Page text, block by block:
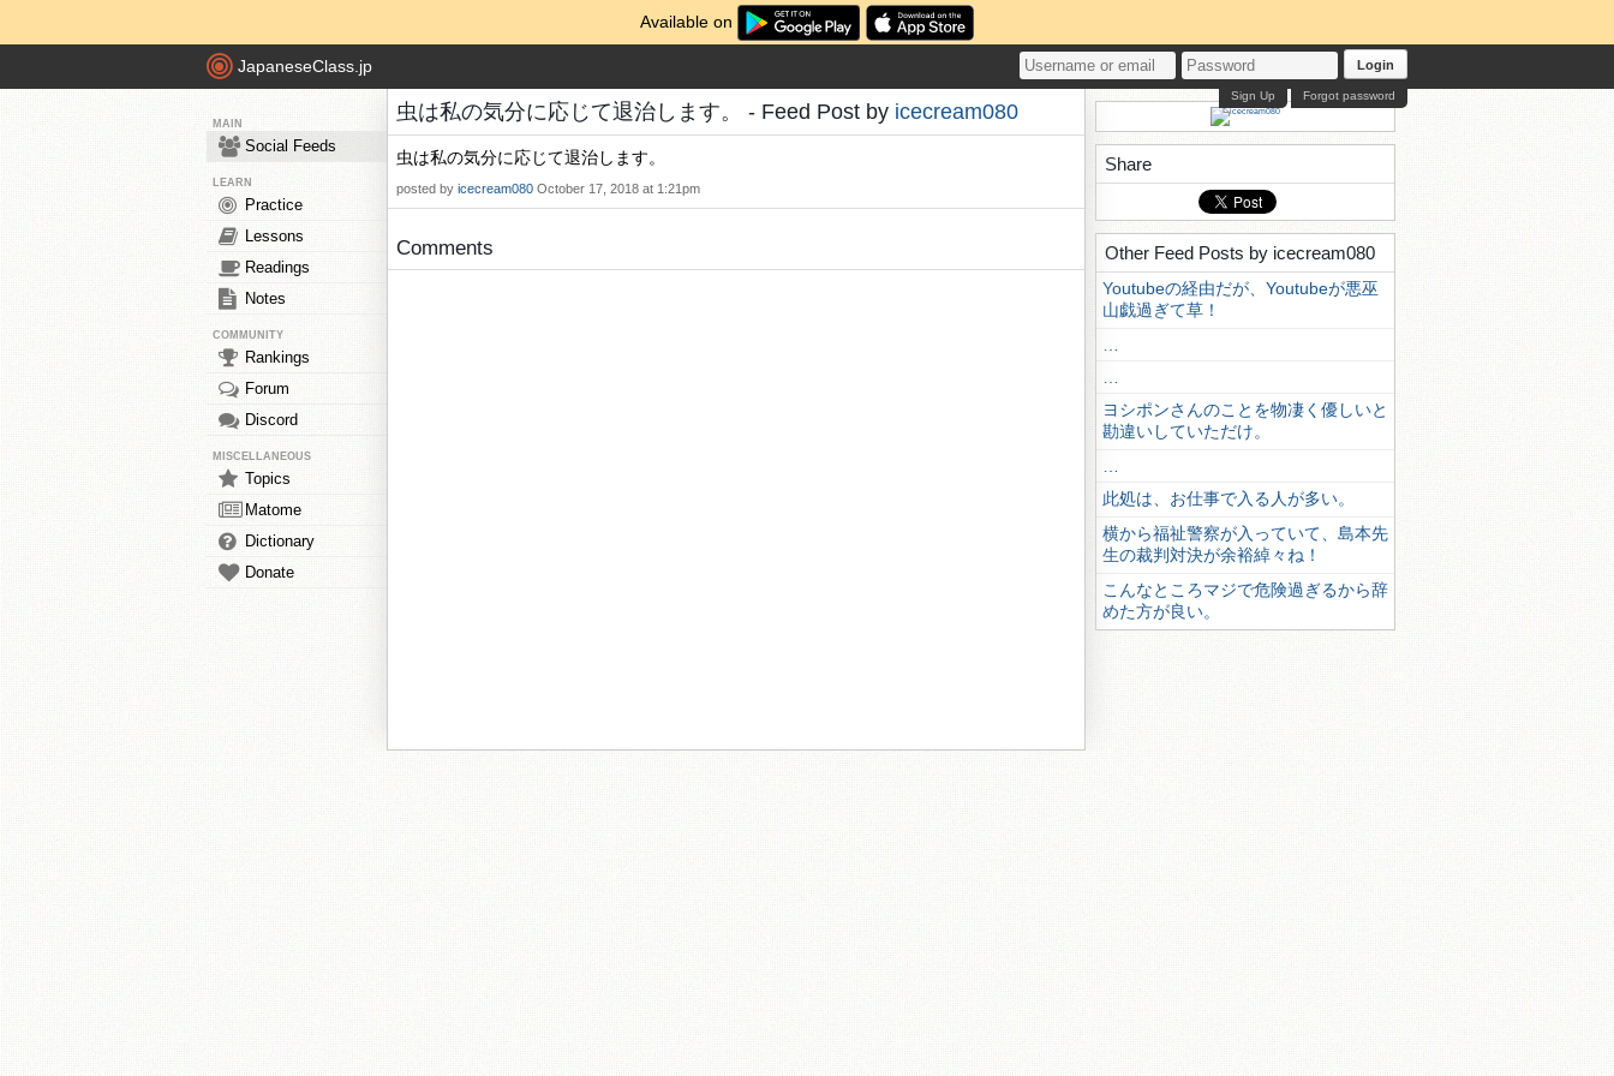
Available on
JapaneseClass.jp Login
Forgot password
Sign Up
MAIN
Social Feeds
LEARN
Practice
Lessons
Readings
Notes
COMMUNITY
Rankings
Forum
Discord
MISCELLANEOUS
Topics
Matome
Dictionary
Donate
虫は私の気分に応じて退治します。 - Feed Post by icecream080
虫は私の気分に応じて退治します。
posted by icecream080 October 17, 2018 at 1:21pm
Comments
Share
Other Feed Posts by icecream080
Youtubeの経由だが、Youtubeが悪巫
山戯過ぎて草！
ヨシポンさんのことを物凄く優しいと
勘違いしていただけ。
此処は、お仕事で入る人が多い。
横から福祉警察が入っていて、島本先
生の裁判対決が余裕綽々ね！
こんなところマジで危険過ぎるから辞
めた方が良い。